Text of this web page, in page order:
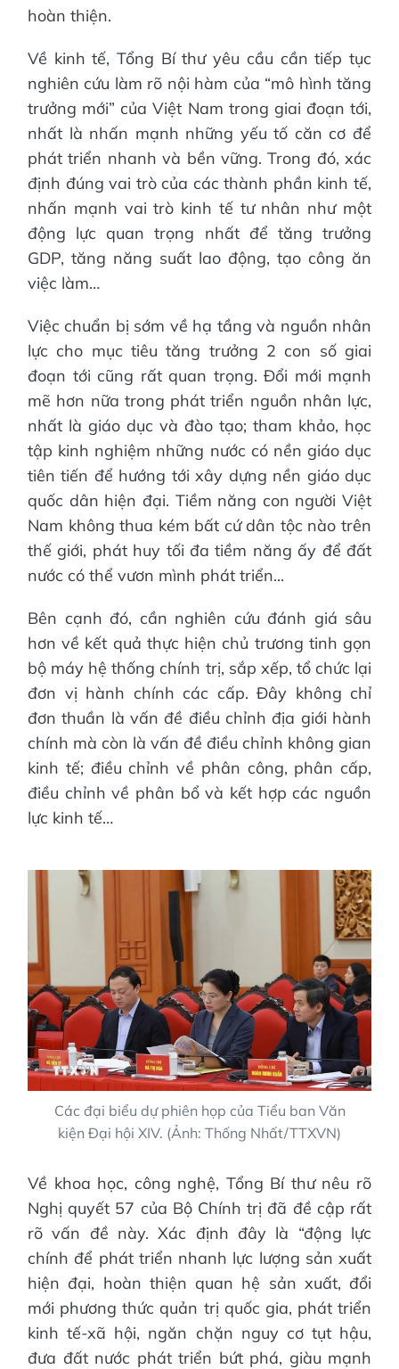
hoàn thiện.
Về kinh tế, Tổng Bí thư yêu cầu cần tiếp tục
nghiên cứu làm rõ nội hàm của “mô hình tăng
trưởng mới” của Việt Nam trong giai đoạn tới,
nhất là nhấn mạnh những yếu tố căn cơ để
phát triển nhanh và bền vững. Trong đó, xác
định đúng vai trò của các thành phần kinh tế,
nhấn mạnh vai trò kinh tế tư nhân như một
động lực quan trọng nhất để tăng trưởng
GDP, tăng năng suất lao động, tạo công ăn
việc làm…
Việc chuẩn bị sớm về hạ tầng và nguồn nhân
lực cho mục tiêu tăng trưởng 2 con số giai
đoạn tới cũng rất quan trọng. Đổi mới mạnh
mẽ hơn nữa trong phát triển nguồn nhân lực,
nhất là giáo dục và đào tạo; tham khảo, học
tập kinh nghiệm những nước có nền giáo dục
tiên tiến để hướng tới xây dựng nền giáo dục
quốc dân hiện đại. Tiềm năng con người Việt
Nam không thua kém bất cứ dân tộc nào trên
thế giới, phát huy tối đa tiềm năng ấy để đất
nước có thể vươn mình phát triển...
Bên cạnh đó, cần nghiên cứu đánh giá sâu
hơn về kết quả thực hiện chủ trương tinh gọn
bộ máy hệ thống chính trị, sắp xếp, tổ chức lại
đơn vị hành chính các cấp. Đây không chỉ
đơn thuần là vấn đề điều chỉnh địa giới hành
chính mà còn là vấn đề điều chỉnh không gian
kinh tế; điều chỉnh về phân công, phân cấp,
điều chỉnh về phân bổ và kết hợp các nguồn
lực kinh tế…
Các đại biểu dự phiên họp của Tiểu ban Văn
kiện Đại hội XIV. (Ảnh: Thống Nhất/TTXVN)
Về khoa học, công nghệ, Tổng Bí thư nêu rõ
Nghị quyết 57 của Bộ Chính trị đã đề cập rất
rõ vấn đề này. Xác định đây là “động lực
chính để phát triển nhanh lực lượng sản xuất
hiện đại, hoàn thiện quan hệ sản xuất, đổi
mới phương thức quản trị quốc gia, phát triển
kinh tế-xã hội, ngăn chặn nguy cơ tụt hậu,
đưa đất nước phát triển bứt phá, giàu mạnh